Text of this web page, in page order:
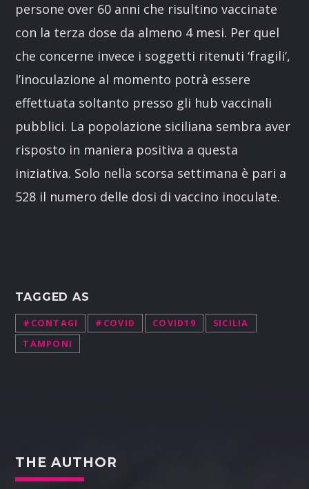
persone over 60 anni che risultino vaccinate
con la terza dose da almeno 4 mesi. Per quel
che concerne invece i soggetti ritenuti ‘fragili’,
l’inoculazione al momento potrà essere
effettuata soltanto presso gli hub vaccinali
pubblici. La popolazione siciliana sembra aver
risposto in maniera positiva a questa
iniziativa. Solo nella scorsa settimana è pari a
528 il numero delle dosi di vaccino inoculate.
TAGGED AS
#CONTAGI #COVID COVID19
SICILIA
TAMPONI
THE AUTHOR